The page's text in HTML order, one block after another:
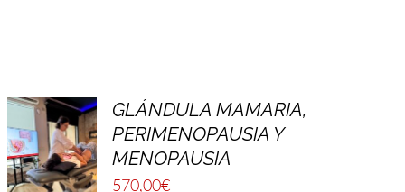
GLÁNDULA MAMARIA,
PERIMENOPAUSIA Y
MENOPAUSIA
570,00€